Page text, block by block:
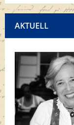
AKTUELL